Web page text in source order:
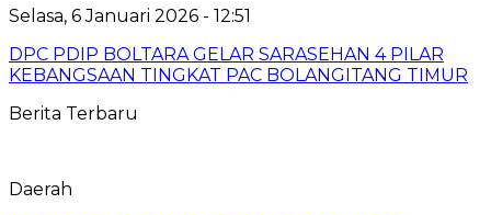
Selasa, 6 Januari 2026 - 12:51
DPC PDIP BOLTARA GELAR SARASEHAN 4 PILAR
KEBANGSAAN TINGKAT PAC BOLANGITANG TIMUR
Berita Terbaru
Daerah